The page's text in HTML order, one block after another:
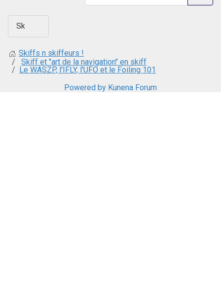
Skiffs n skiffeurs !
Skiff et "art de la navigation" en skiff
Le WASZP, l'IFLY, l'UFO et le Foiling 101
Powered by Kunena Forum